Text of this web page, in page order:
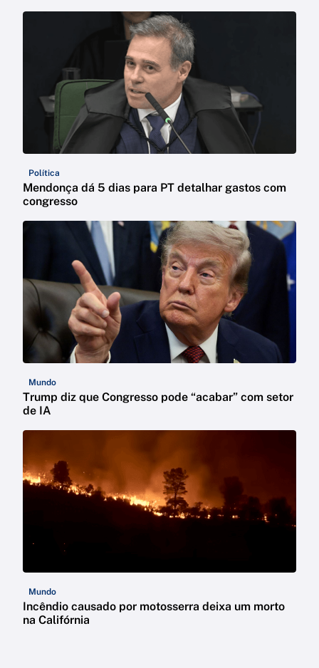
Política
Mendonça dá 5 dias para PT detalhar gastos com
congresso
Mundo
Trump diz que Congresso pode “acabar” com setor
de IA
Mundo
Incêndio causado por motosserra deixa um morto
na Califórnia